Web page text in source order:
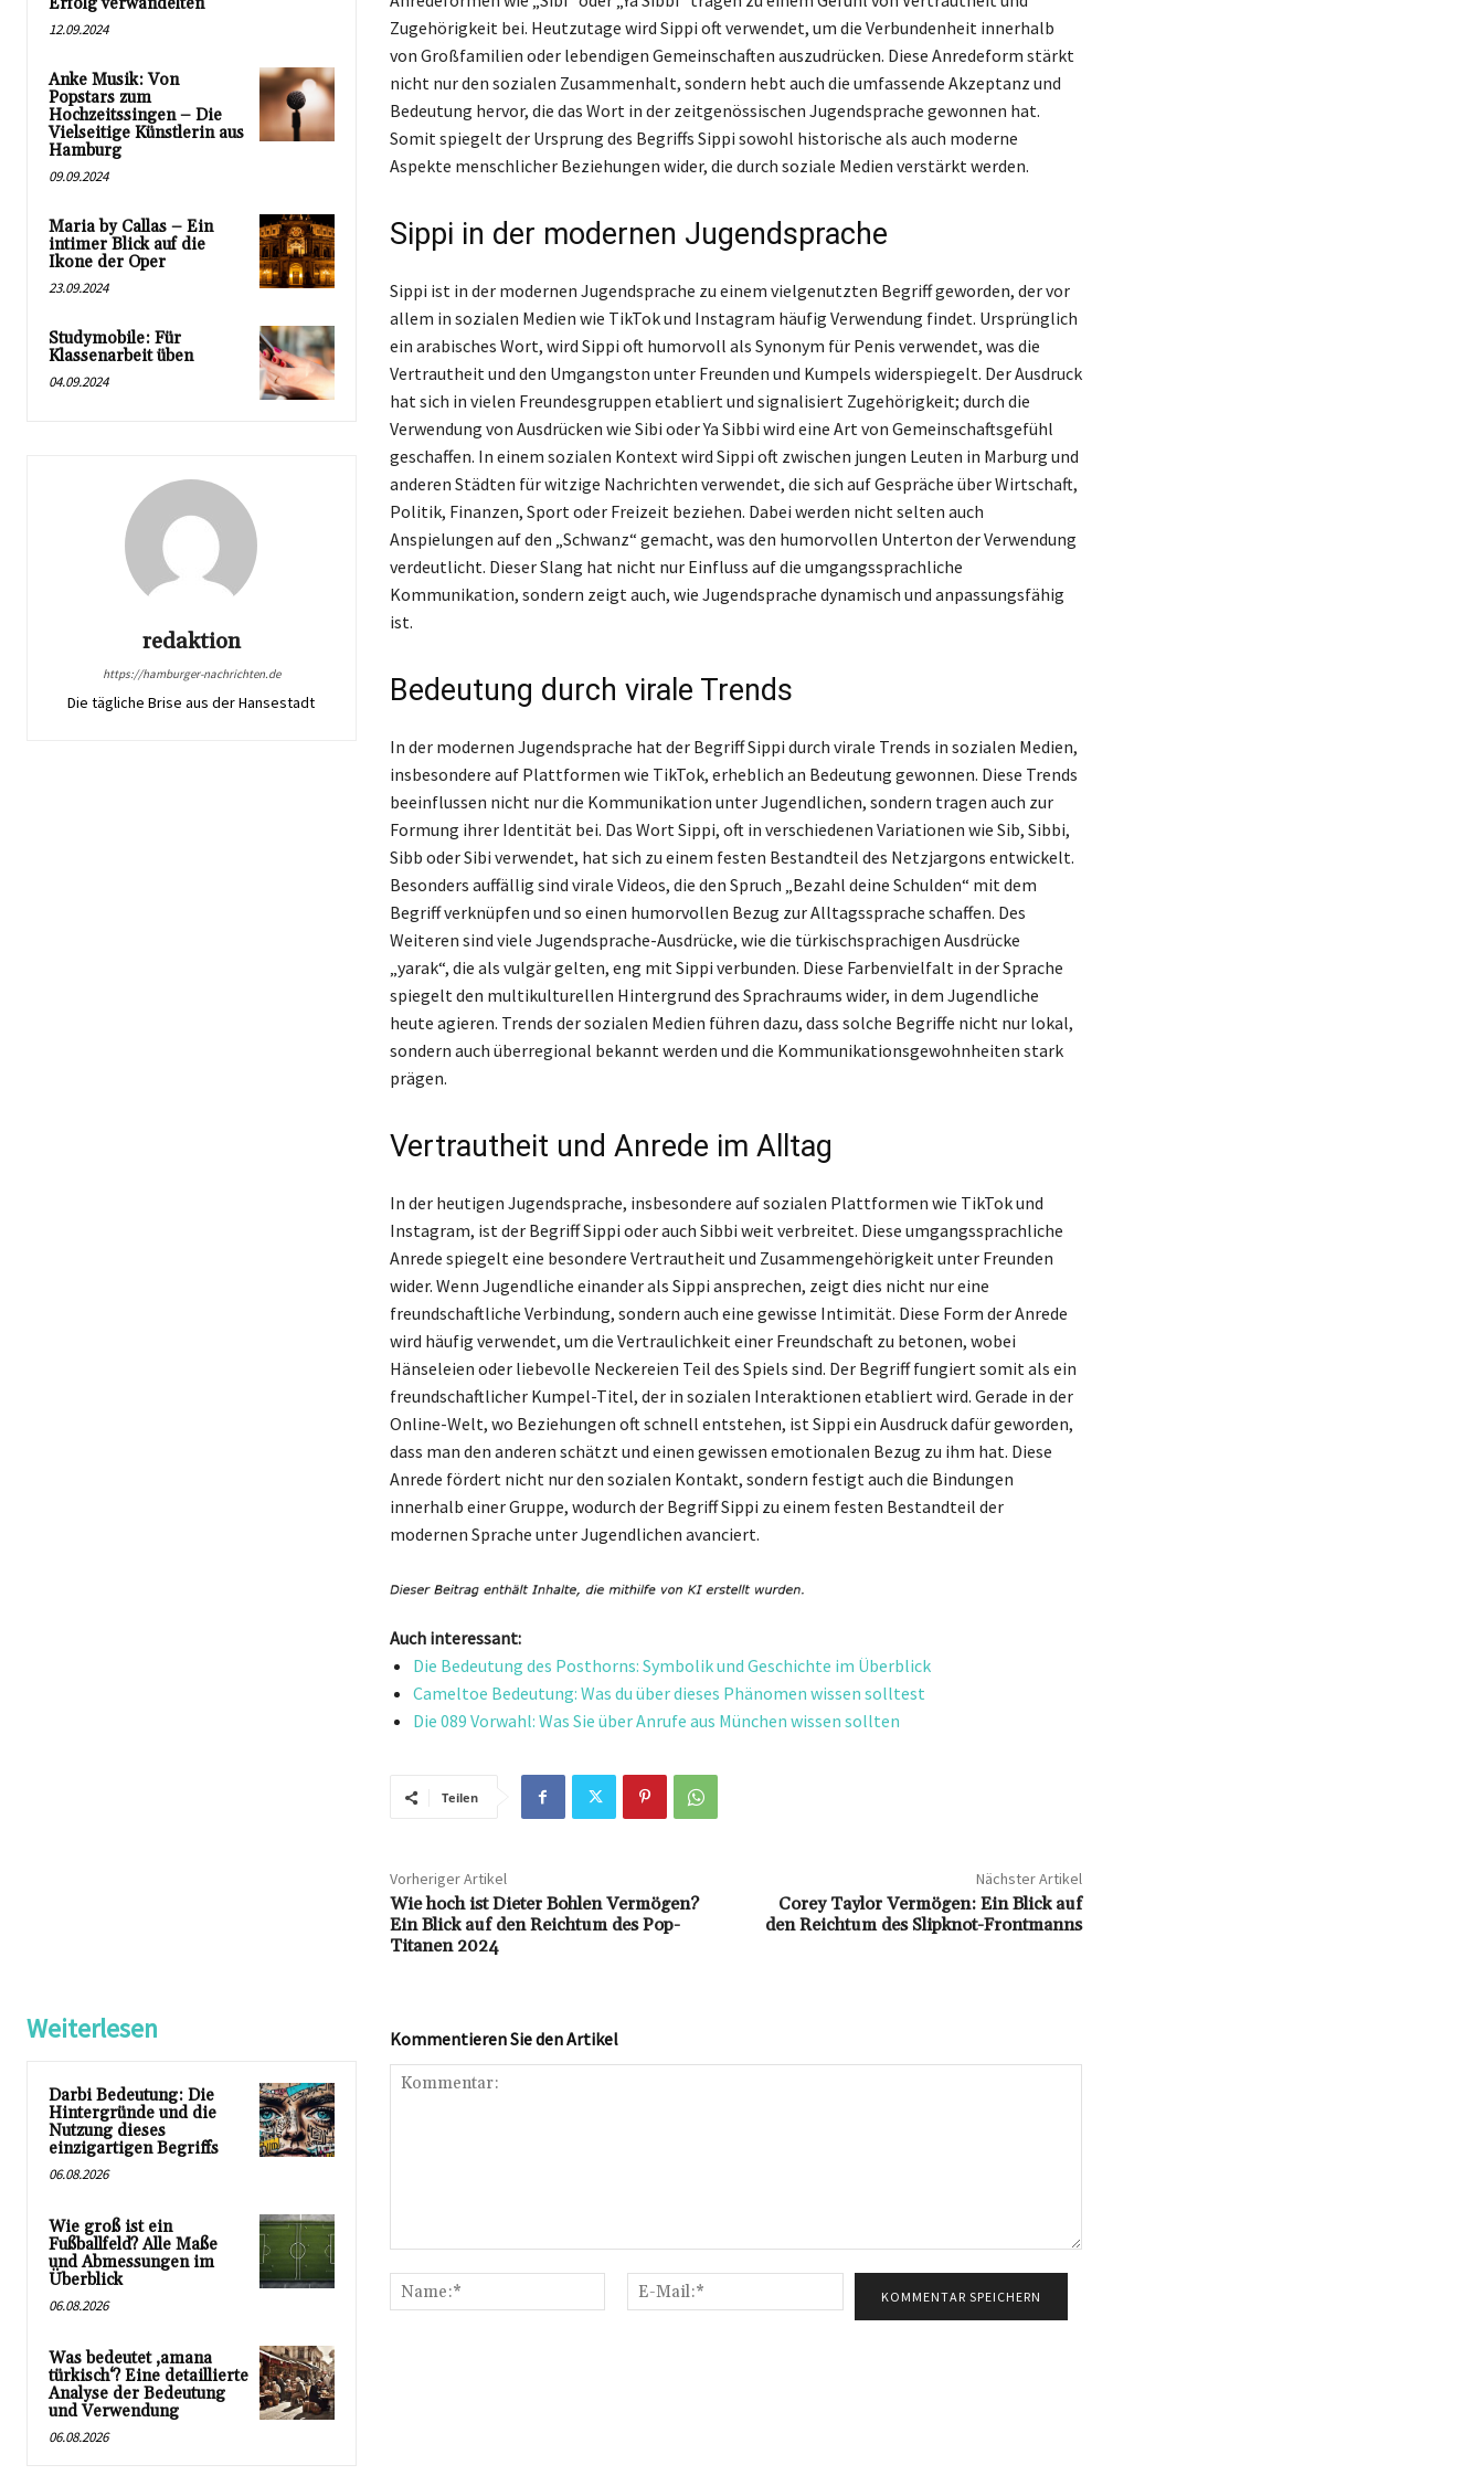
12.09.2024
Anke Musik: Von
Popstars zum
Hochzeitssingen – Die
Vielseitige Künstlerin aus
Hamburg
09.09.2024
Maria by Callas – Ein
intimer Blick auf die
Ikone der Oper
23.09.2024
Studymobile: Für
Klassenarbeit üben
04.09.2024
redaktion
https://hamburger-nachrichten.de
Die tägliche Brise aus der Hansestadt
Zugehörigkeit bei. Heutzutage wird Sippi oft verwendet, um die Verbundenheit innerhalb
von Großfamilien oder lebendigen Gemeinschaften auszudrücken. Diese Anredeform stärkt
nicht nur den sozialen Zusammenhalt, sondern hebt auch die umfassende Akzeptanz und
Bedeutung hervor, die das Wort in der zeitgenössischen Jugendsprache gewonnen hat.
Somit spiegelt der Ursprung des Begriffs Sippi sowohl historische als auch moderne
Aspekte menschlicher Beziehungen wider, die durch soziale Medien verstärkt werden.
Sippi in der modernen Jugendsprache
Sippi ist in der modernen Jugendsprache zu einem vielgenutzten Begriff geworden, der vor
allem in sozialen Medien wie TikTok und Instagram häufig Verwendung findet. Ursprünglich
ein arabisches Wort, wird Sippi oft humorvoll als Synonym für Penis verwendet, was die
Vertrautheit und den Umgangston unter Freunden und Kumpels widerspiegelt. Der Ausdruck
hat sich in vielen Freundesgruppen etabliert und signalisiert Zugehörigkeit; durch die
Verwendung von Ausdrücken wie Sibi oder Ya Sibbi wird eine Art von Gemeinschaftsgefühl
geschaffen. In einem sozialen Kontext wird Sippi oft zwischen jungen Leuten in Marburg und
anderen Städten für witzige Nachrichten verwendet, die sich auf Gespräche über Wirtschaft,
Politik, Finanzen, Sport oder Freizeit beziehen. Dabei werden nicht selten auch
Anspielungen auf den „Schwanz“ gemacht, was den humorvollen Unterton der Verwendung
verdeutlicht. Dieser Slang hat nicht nur Einfluss auf die umgangssprachliche
Kommunikation, sondern zeigt auch, wie Jugendsprache dynamisch und anpassungsfähig
ist.
Bedeutung durch virale Trends
In der modernen Jugendsprache hat der Begriff Sippi durch virale Trends in sozialen Medien,
insbesondere auf Plattformen wie TikTok, erheblich an Bedeutung gewonnen. Diese Trends
beeinflussen nicht nur die Kommunikation unter Jugendlichen, sondern tragen auch zur
Formung ihrer Identität bei. Das Wort Sippi, oft in verschiedenen Variationen wie Sib, Sibbi,
Sibb oder Sibi verwendet, hat sich zu einem festen Bestandteil des Netzjargons entwickelt.
Besonders auffällig sind virale Videos, die den Spruch „Bezahl deine Schulden“ mit dem
Begriff verknüpfen und so einen humorvollen Bezug zur Alltagssprache schaffen. Des
Weiteren sind viele Jugendsprache-Ausdrücke, wie die türkischsprachigen Ausdrücke
„yarak“, die als vulgär gelten, eng mit Sippi verbunden. Diese Farbenvielfalt in der Sprache
spiegelt den multikulturellen Hintergrund des Sprachraums wider, in dem Jugendliche
heute agieren. Trends der sozialen Medien führen dazu, dass solche Begriffe nicht nur lokal,
sondern auch überregional bekannt werden und die Kommunikationsgewohnheiten stark
prägen.
Vertrautheit und Anrede im Alltag
In der heutigen Jugendsprache, insbesondere auf sozialen Plattformen wie TikTok und
Instagram, ist der Begriff Sippi oder auch Sibbi weit verbreitet. Diese umgangssprachliche
Anrede spiegelt eine besondere Vertrautheit und Zusammengehörigkeit unter Freunden
wider. Wenn Jugendliche einander als Sippi ansprechen, zeigt dies nicht nur eine
freundschaftliche Verbindung, sondern auch eine gewisse Intimität. Diese Form der Anrede
wird häufig verwendet, um die Vertraulichkeit einer Freundschaft zu betonen, wobei
Hänseleien oder liebevolle Neckereien Teil des Spiels sind. Der Begriff fungiert somit als ein
freundschaftlicher Kumpel-Titel, der in sozialen Interaktionen etabliert wird. Gerade in der
Online-Welt, wo Beziehungen oft schnell entstehen, ist Sippi ein Ausdruck dafür geworden,
dass man den anderen schätzt und einen gewissen emotionalen Bezug zu ihm hat. Diese
Anrede fördert nicht nur den sozialen Kontakt, sondern festigt auch die Bindungen
innerhalb einer Gruppe, wodurch der Begriff Sippi zu einem festen Bestandteil der
modernen Sprache unter Jugendlichen avanciert.
Auch interessant:
Die Bedeutung des Posthorns: Symbolik und Geschichte im Überblick
Cameltoe Bedeutung: Was du über dieses Phänomen wissen solltest
Die 089 Vorwahl: Was Sie über Anrufe aus München wissen sollten
Teilen
Vorheriger Artikel
Wie hoch ist Dieter Bohlen Vermögen?
Ein Blick auf den Reichtum des Pop-
Titanen 2024
Nächster Artikel
Corey Taylor Vermögen: Ein Blick auf
den Reichtum des Slipknot-Frontmanns
Weiterlesen
Darbi Bedeutung: Die
Hintergründe und die
Nutzung dieses
einzigartigen Begriffs
06.08.2026
Wie groß ist ein
Fußballfeld? Alle Maße
und Abmessungen im
Überblick
06.08.2026
Was bedeutet ‚amana
türkisch‘? Eine detaillierte
Analyse der Bedeutung
und Verwendung
06.08.2026
Kommentieren Sie den Artikel
Name:*
Mail:*